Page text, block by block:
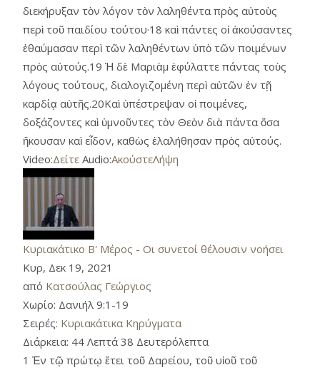
διεκήρυξαν τὸν λόγον τὸν λαληθέντα πρὸς αὐτοὺς
περὶ τοῦ παιδίου τούτου·18 καὶ πάντες οἱ ἀκούσαντες
ἐθαύμασαν περὶ τῶν λαληθέντων ὑπὸ τῶν ποιμένων
πρὸς αὐτούς.19 Ἡ δὲ Μαριὰμ ἐφύλαττε πάντας τοὺς
λόγους τούτους, διαλογιζομένη περὶ αὐτῶν ἐν τῇ
καρδίᾳ αὑτῆς.20Καὶ ὑπέστρεψαν οἱ ποιμένες,
δοξάζοντες καὶ ὑμνοῦντες τὸν Θεὸν διὰ πάντα ὅσα
ἤκουσαν καὶ εἶδον, καθὼς ἐλαλήθησαν πρὸς αὐτούς.
Video:Δείτε Audio:ΑκούστεΛήψη
Κυριακάτικο Β' Μέρος - Οι συνετοί θέλουσιν νοήσει
Κυρ, Δεκ 19, 2021
από Κατσούλας Γεώργιος
Χωρίο: Δανιήλ 9:1-19
Σειρές: Κυριακάτικα Κηρύγματα
Διάρκεια: 44 Λεπτά 38 Δευτερόλεπτα
1 Ἐν τῷ πρώτῳ ἔτει τοῦ Δαρείου, τοῦ υἱοῦ τοῦ